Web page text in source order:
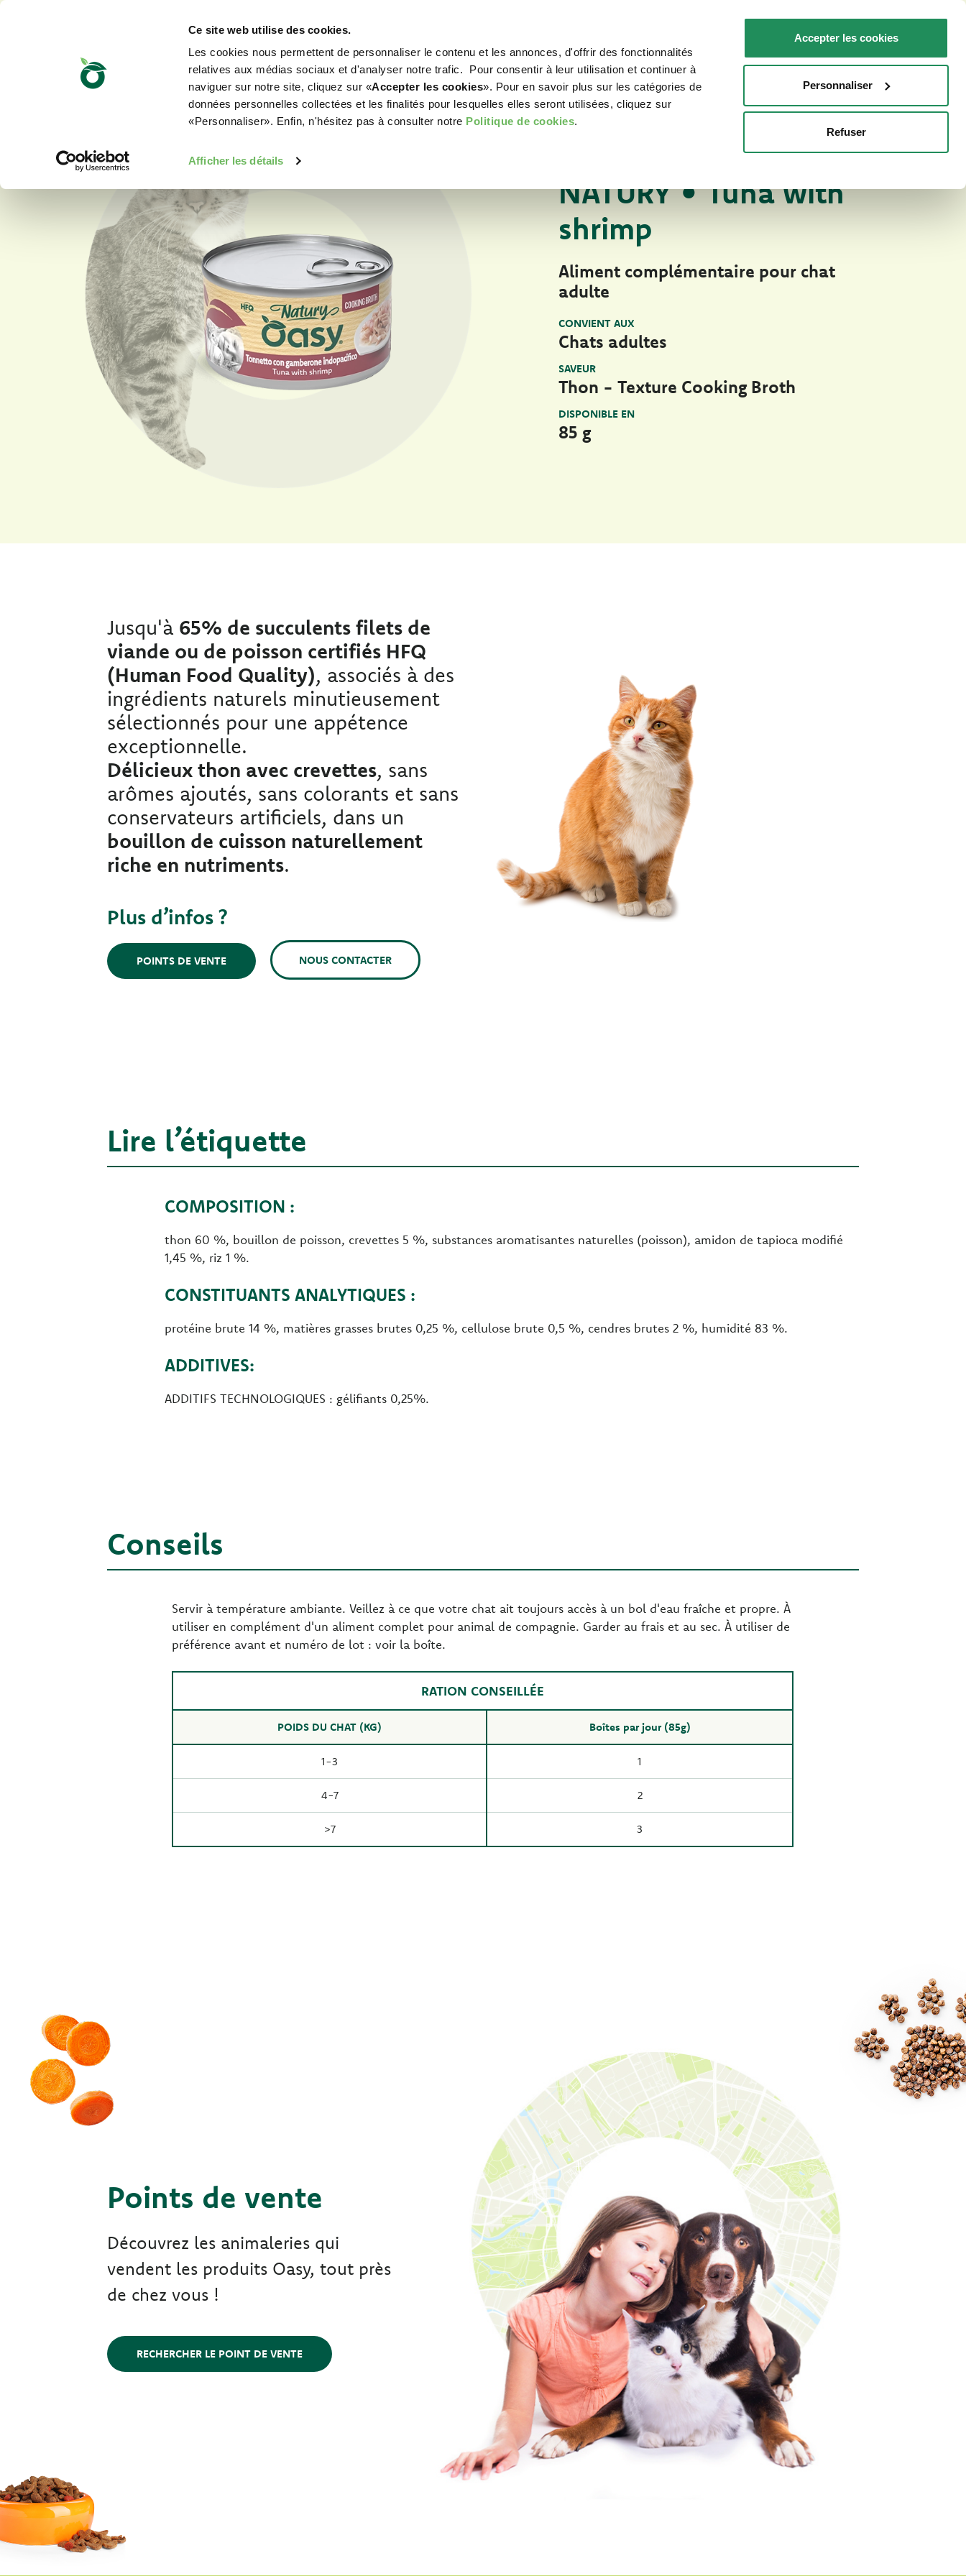
Ce site web utilise des cookies.
Les cookies nous permettent de personnaliser le contenu et les annonces, d'offrir des fonctionnalités
relatives aux médias sociaux et d'analyser notre trafic. Pour consentir à leur utilisation et continuer à
naviguer sur notre site, cliquez sur «Accepter les cookies». Pour en savoir plus sur les catégories de
données personnelles collectées et les finalités pour lesquelles elles seront utilisées, cliquez sur
«Personnaliser». Enfin, n'hésitez pas à consulter notre Politique de cookies.
Afficher les détails
Accepter les cookies
Personnaliser
Refuser
Nous contacter FR
WORLD OF LOVE POUR VOTRE CHIEN POUR VOTRE CHAT POINTS DE VENTE
NATURY • Tuna with
shrimp
Aliment complémentaire pour chat
adulte
CONVIENT AUX
Chats adultes
SAVEUR
Thon - Texture Cooking Broth
DISPONIBLE EN
85 g
Jusqu'à 65% de succulents filets de
viande ou de poisson certifiés HFQ
(Human Food Quality), associés à des
ingrédients naturels minutieusement
sélectionnés pour une appétence
exceptionnelle.
Délicieux thon avec crevettes, sans
arômes ajoutés, sans colorants et sans
conservateurs artificiels, dans un
bouillon de cuisson naturellement
riche en nutriments.
Plus d’infos ?
POINTS DE VENTE NOUS CONTACTER
Lire l’étiquette
COMPOSITION :
thon 60 %, bouillon de poisson, crevettes 5 %, substances aromatisantes naturelles (poisson), amidon de tapioca modifié
1,45 %, riz 1 %.
CONSTITUANTS ANALYTIQUES :
protéine brute 14 %, matières grasses brutes 0,25 %, cellulose brute 0,5 %, cendres brutes 2 %, humidité 83 %.
ADDITIVES:
ADDITIFS TECHNOLOGIQUES : gélifiants 0,25%.
Conseils
Servir à température ambiante. Veillez à ce que votre chat ait toujours accès à un bol d'eau fraîche et propre. À
utiliser en complément d'un aliment complet pour animal de compagnie. Garder au frais et au sec. À utiliser de
préférence avant et numéro de lot : voir la boîte.
RATION CONSEILLÉE
POIDS DU CHAT (KG) Boîtes par jour (85g)
1-3 1
4-7 2
>7 3
Points de vente
Découvrez les animaleries qui
vendent les produits Oasy, tout près
de chez vous !
RECHERCHER LE POINT DE VENTE